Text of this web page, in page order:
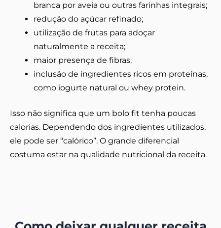
branca por aveia ou outras farinhas integrais;
redução do açúcar refinado;
utilização de frutas para adoçar
naturalmente a receita;
maior presença de fibras;
inclusão de ingredientes ricos em proteínas,
como iogurte natural ou whey protein.
Isso não significa que um bolo fit tenha poucas
calorias. Dependendo dos ingredientes utilizados,
ele pode ser “calórico”. O grande diferencial
costuma estar na qualidade nutricional da receita.